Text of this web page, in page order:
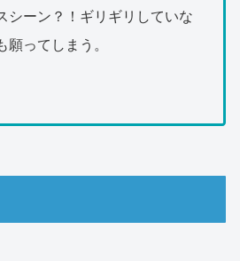
シーン？！ギリギリしていな
願ってしまう。